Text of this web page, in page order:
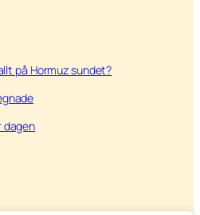
på Hormuz sundet?
dagen